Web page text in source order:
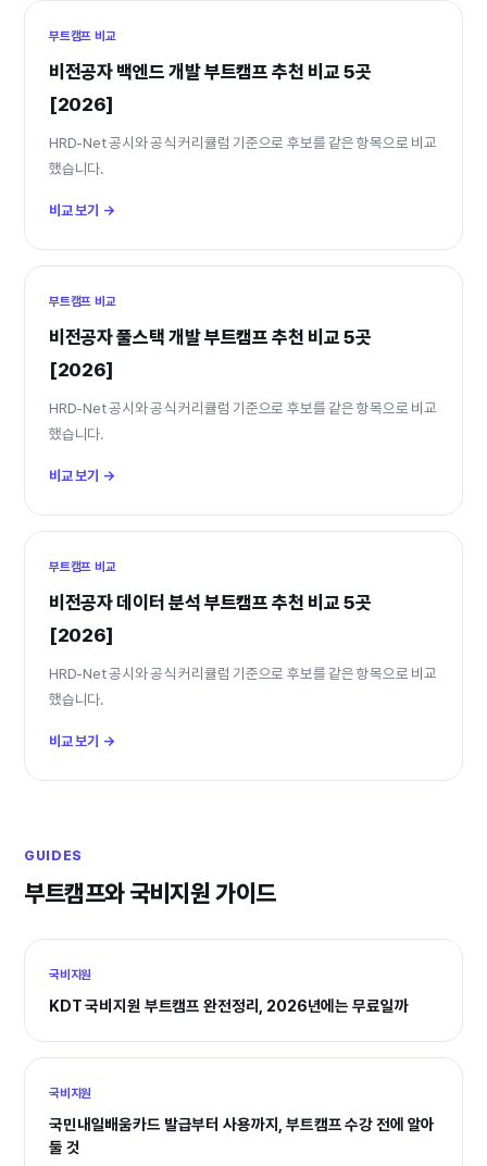
부트캠프 비교
비전공자 백엔드 개발 부트캠프 추천 비교 5곳
[2026]
HRD-Net 공시와 공식 커리큘럼 기준으로 후보를 같은 항목으로 비교
했습니다.
비교 보기 →
부트캠프 비교
비전공자 풀스택 개발 부트캠프 추천 비교 5곳
[2026]
HRD-Net 공시와 공식 커리큘럼 기준으로 후보를 같은 항목으로 비교
했습니다.
비교 보기 →
부트캠프 비교
비전공자 데이터 분석 부트캠프 추천 비교 5곳
[2026]
HRD-Net 공시와 공식 커리큘럼 기준으로 후보를 같은 항목으로 비교
했습니다.
비교 보기 →
GUIDES
부트캠프와 국비지원 가이드
국비지원
KDT 국비지원 부트캠프 완전정리, 2026년에는 무료일까
국비지원
국민내일배움카드 발급부터 사용까지, 부트캠프 수강 전에 알아
둘 것